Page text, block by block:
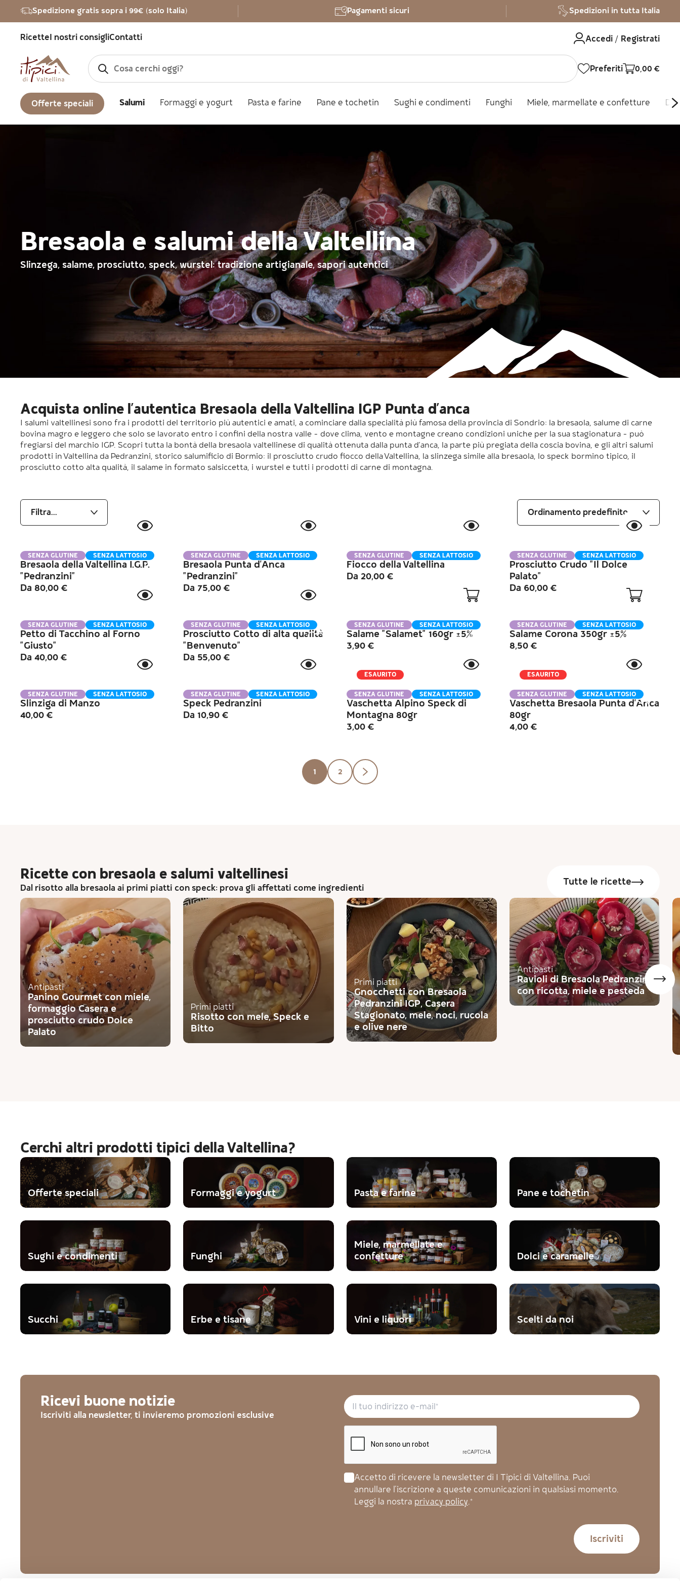
Spedizione gratis sopra i 99€ (solo Italia)
Pagamenti sicuri Spedizioni in tutta Italia
Preferiti 0,00 €
RicetteI nostri consigliContatti Accedi / Registrati
Offerte speciali Salumi Formaggi e yogurt Pasta e farine Pane e tochetin Sughi e condimenti Funghi Miele, marmellate e confetture
Bresaola e salumi della Valtellina
Slinzega, salame, prosciutto, speck, wurstel: tradizione artigianale, sapori autentici
Acquista online l’autentica Bresaola della Valtellina IGP Punta d’anca
I salumi valtellinesi sono fra i prodotti del territorio più autentici e amati, a cominciare dalla specialità più famosa della provincia di Sondrio: la bresaola, salume di carne
bovina magro e leggero che solo se lavorato entro i confini della nostra valle – dove clima, vento e montagne creano condizioni uniche per la sua stagionatura – può
fregiarsi del marchio IGP. Scopri tutta la bontà della bresaola valtellinese di qualità ottenuta dalla punta d’anca, la parte più pregiata della coscia bovina, e gli altri salumi
prodotti in Valtellina da Pedranzini, storico salumificio di Bormio: il prosciutto crudo fiocco della Valtellina, la slinzega simile alla bresaola, lo speck bormino tipico, il
prosciutto cotto alta qualità, il salame in formato salsiccetta, i wurstel e tutti i prodotti di carne di montagna.
SENZA GLUTINE SENZA LATTOSIO
Bresaola della Valtellina I.G.P.
"Pedranzini"
Da 80,00 €
SENZA GLUTINE SENZA LATTOSIO
Bresaola Punta d'Anca
"Pedranzini"
Da 75,00€
SENZA GLUTINE SENZA LATTOSIO
Fiocco della Valtellina
Da 20,00 €
SENZA GLUTINE SENZA LATTOSIO
Prosciutto Crudo "Il Dolce
Palato"
Da 60,00 €
SENZA GLUTINE SENZA LATTOSIO
Petto di Tacchino al Forno
"Giusto"
Da 40,00 €
SENZA GLUTINE SENZA LATTOSIO
Prosciutto Cotto di alta qualità
"Benvenuto"
Da 55,00€
SENZA GLUTINE SENZA LATTOSIO
Salame "Salamet" 160gr ±5%
3,90 €
SENZA GLUTINE SENZA LATTOSIO
Salame Corona 350gr ±5%
8,50 €
SENZA GLUTINE SENZA LATTOSIO
Slinziga di Manzo
40,00 €
SENZA GLUTINE SENZA LATTOSIO
Speck Pedranzini
Da10,90€
ESAURITO
SENZA GLUTINE SENZA LATTOSIO
Vaschetta Alpino Speck di
Montagna 80gr
3,00 €
ESAURITO
SENZA GLUTINE SENZA LATTOSIO
Vaschetta Bresaola Punta d'Anca
80gr
4,00 €
1 2
Ricette con bresaola e salumi valtellinesi
Dal risotto alla bresaola ai primi piatti con speck: prova gli affettati come ingredienti
Tutte le ricette
Antipasti
Panino Gourmet con miele,
formaggio Casera e
prosciutto crudo Dolce
Palato
Primi piatti
Risotto con mele, Speck e
Bitto
Primi piatti
Gnocchetti con Bresaola
Pedranzini IGP, Casera
Stagionato, mele, noci, rucola
e olive nere
Antipasti
Ravioli di Bresaola Pedranzini
con ricotta, miele e pesteda
Cerchi altri prodotti tipici della Valtellina?
Offerte speciali Formaggi e yogurt Pasta e farine Pane e tochetin
Sughi e condimenti Funghi
Miele, marmellate e
confetture
Dolci e caramelle
Succhi Erbe e tisane Vini e liquori Scelti da noi
Ricevi buone notizie
Iscriviti alla newsletter, ti invieremo promozioni esclusive
Accetto di ricevere la newsletter di I Tipici di Valtellina. Puoi
annullare l'iscrizione a queste comunicazioni in qualsiasi momento.
Leggi la nostra privacy policy.*